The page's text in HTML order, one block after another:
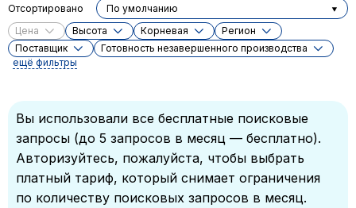
Цена Высота Корневая
Регион
Поставщик
Готовность незавершенного производства
ещё фильтры
Отсортировано По умолчанию
Вы использовали все бесплатные поисковые
запросы (до 5 запросов в месяц — бесплатно).
Авторизуйтесь, пожалуйста, чтобы выбрать
платный тариф, который снимает ограничения
по количеству поисковых запросов в месяц.